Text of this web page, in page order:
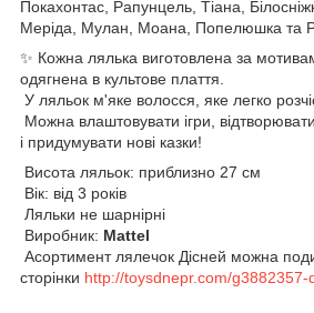
Покахонтас, Рапунцель, Тіана,
Меріда, Мулан, Моана, Попелюшка та
✨ Кожна лялька виготовлена за
одягнена в культове плаття.
У ляльок м'яке волосся, яке легко
Можна влаштовувати ігри,
і придумувати нові казки!
Висота ляльок: приблизно 27 см
Вік: від 3 років
Ляльки не шарнірні
Виробник: Mattel
Асортимент лялечок Дісней можна
сторінки http://toysdnepr.com/g3882357-